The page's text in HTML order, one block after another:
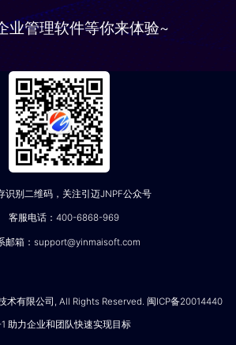
业管理软件等你来体验~
识别二维码，关注引迈JNPF公众号
客服电话：400-6868-969
邮箱：support@yinmaisoft.com
术有限公司, All Rights Reserved. 闽ICP备20014440
助力企业和团队快速实现目标